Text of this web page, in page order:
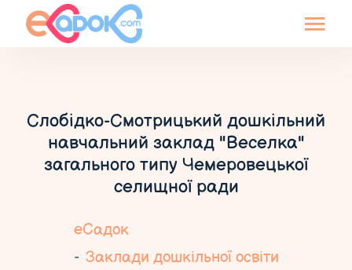
Слобідко-Смотрицький дошкільний
навчальний заклад "Веселка"
загального типу Чемеровецької
селищної ради
еСадок
Заклади дошкільної освіти